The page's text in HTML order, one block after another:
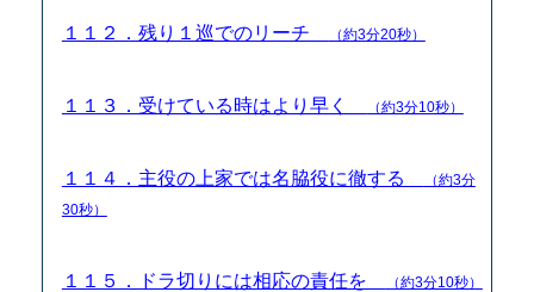
１１２．残り１巡でのリーチ （約3分20秒）
１１３．受けている時はより早く （約3分10秒）
１１４．主役の上家では名脇役に徹する
（約3分
30秒）
１１５．ドラ切りには相応の責任を （約3分10秒）